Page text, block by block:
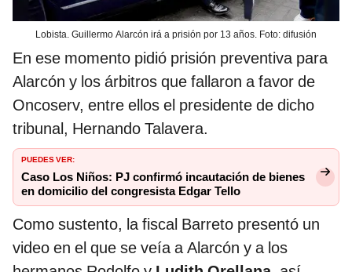
Lobista. Guillermo Alarcón irá a prisión por 13 años. Foto: difusión
En ese momento pidió prisión preventiva para
Alarcón y los árbitros que fallaron a favor de
Oncoserv, entre ellos el presidente de dicho
tribunal, Hernando Talavera.
PUEDES VER:
Caso Los Niños: PJ confirmó incautación de bienes
en domicilio del congresista Edgar Tello
Como sustento, la fiscal Barreto presentó un
video en el que se veía a Alarcón y a los